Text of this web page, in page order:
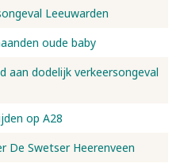
Leeuwarden
oude baby
aan dodelijk verkeersongeval
op A28
De Swetser Heerenveen